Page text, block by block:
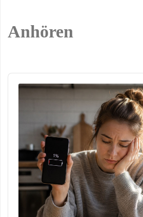
Anhören
Audio
Player